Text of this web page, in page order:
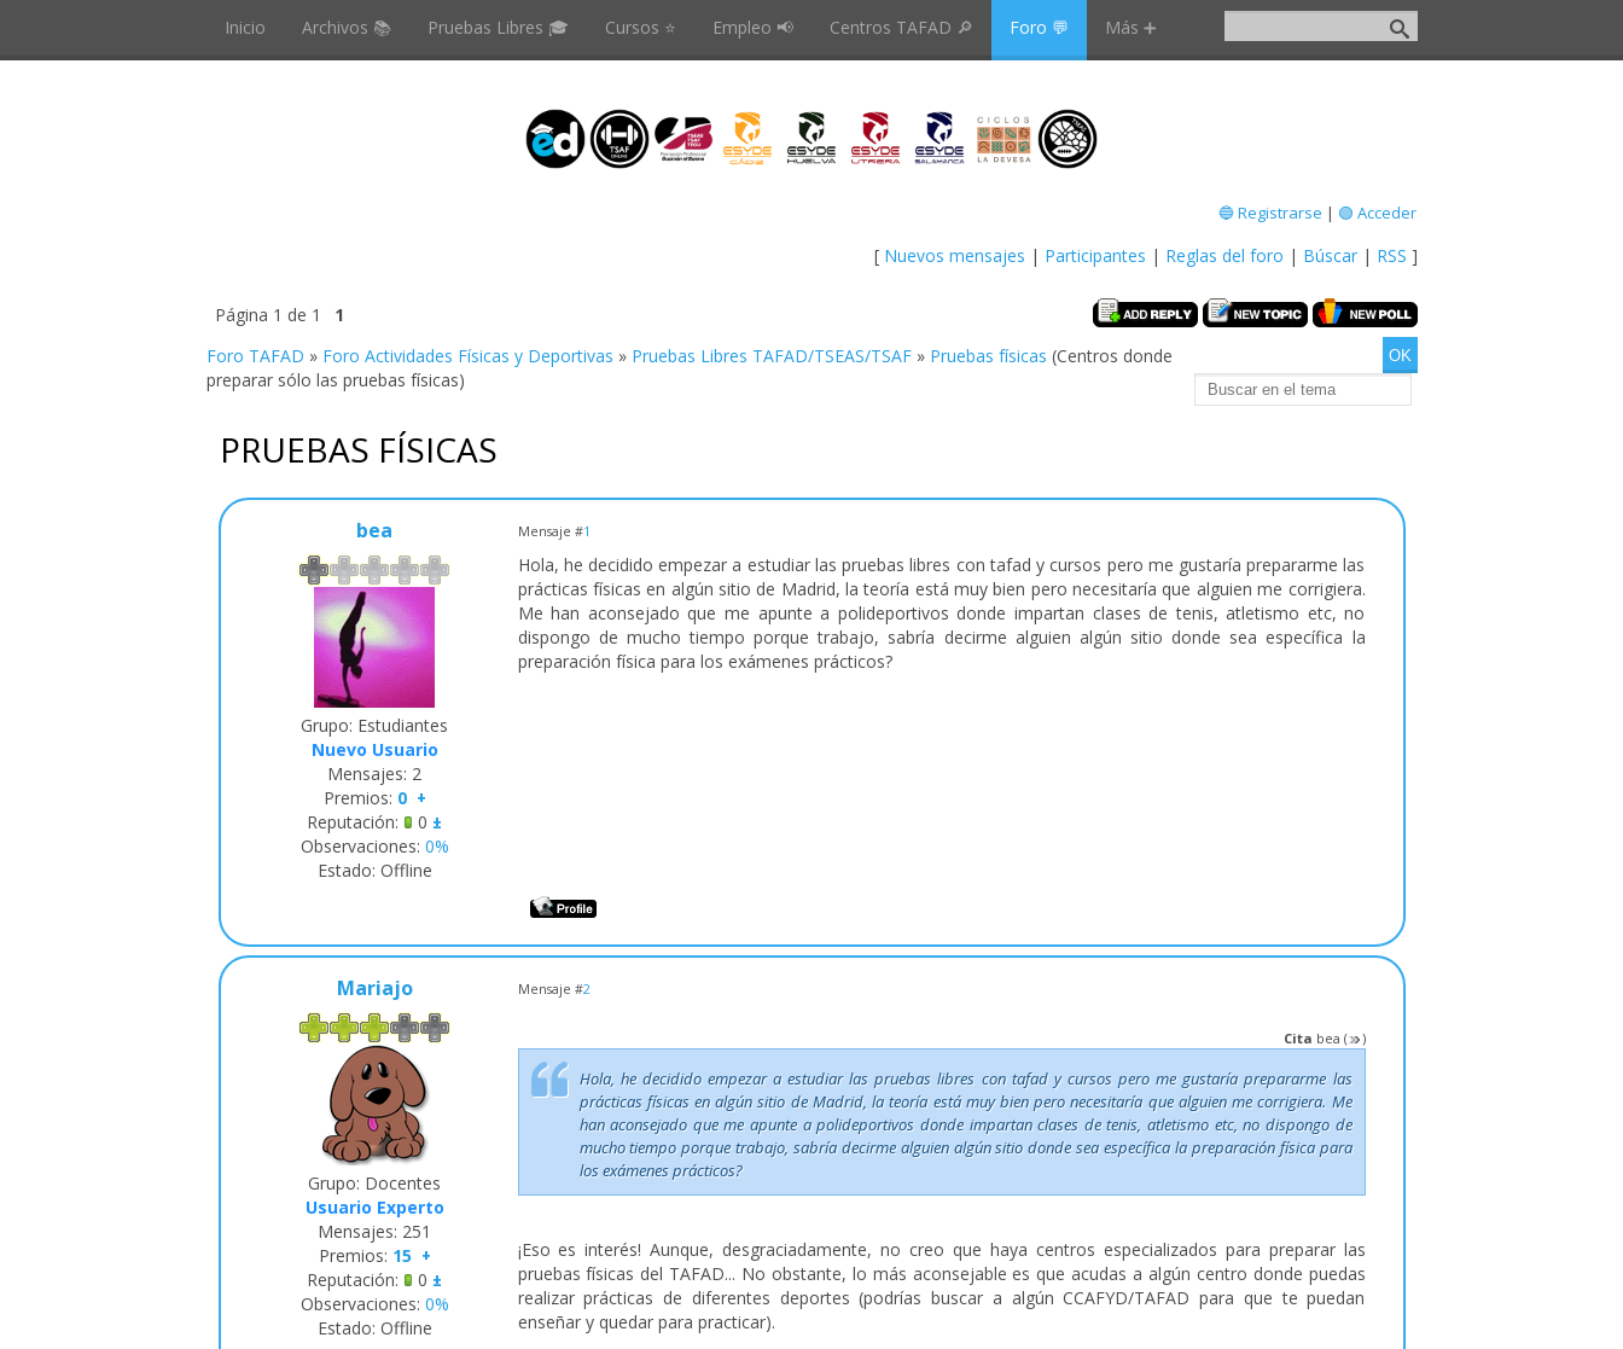
Inicio Archivos 📚 Pruebas Libres 🎓 Cursos ⭐️ Empleo 📢 Centros TAFAD 🔎 Foro 💬 Más ➕
🔵 Registrarse | 🟢 Acceder
[ Nuevos mensajes | Participantes | Reglas del foro | Búscar| RSS ]
Página 1 de 1
1
Foro TAFAD » Foro Actividades Físicas y Deportivas » Pruebas Libres TAFAD/TSEAS/TSAF » Pruebas físicas (Centros donde
preparar sólo las pruebas físicas)
PRUEBAS FÍSICAS
bea Mensaje #1
Grupo: Estudiantes
Nuevo Usuario
Mensajes: 2
Premios: 0 +
Reputación: 0 ±
Observaciones: 0%
Estado: Offline
Hola, he decidido empezar a estudiar las pruebas libres con tafad y cursos pero me gustaría prepararme las
prácticas físicas en algún sitio de Madrid, la teoría está muy bien pero necesitaría que alguien me corrigiera.
Me han aconsejado que me apunte a polideportivos donde impartan clases de tenis, atletismo etc, no
dispongo de mucho tiempo porque trabajo, sabría decirme alguien algún sitio donde sea específica la
preparación física para los exámenes prácticos?
Mariajo Mensaje #2
Grupo: Docentes
Usuario Experto
Mensajes: 251
Premios: 15 +
Reputación: 0 ±
Observaciones: 0%
Estado: Offline
Cita bea ( )
Hola, he decidido empezar a estudiar las pruebas libres con tafad y cursos pero me gustaría prepararme las
prácticas físicas en algún sitio de Madrid, la teoría está muy bien pero necesitaría que alguien me corrigiera. Me
han aconsejado que me apunte a polideportivos donde impartan clases de tenis, atletismo etc, no dispongo de
mucho tiempo porque trabajo, sabría decirme alguien algún sitio donde sea específica la preparación física para
los exámenes prácticos?
¡Eso es interés! Aunque, desgraciadamente, no creo que haya centros especializados para preparar las
pruebas físicas del TAFAD... No obstante, lo más aconsejable es que acudas a algún centro donde puedas
realizar prácticas de diferentes deportes (podrías buscar a algún CCAFYD/TAFAD para que te puedan
enseñar y quedar para practicar).